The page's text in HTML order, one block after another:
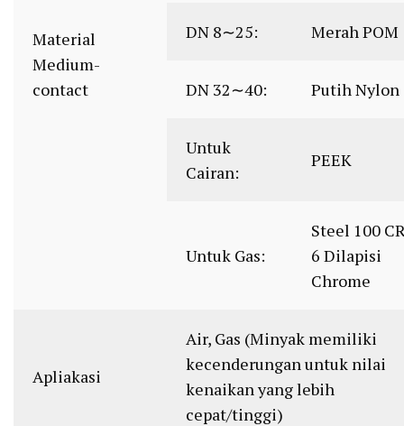
Material
Medium-
contact
DN 8∼25: Merah POM
DN 32∼40: Putih Nylon
Untuk
Cairan:
PEEK
Untuk Gas:
Steel 100
6 Dilapisi
Chrome
Apliakasi
Air, Gas (Minyak memiliki
kecenderungan untuk nilai
kenaikan yang lebih
cepat/tinggi)